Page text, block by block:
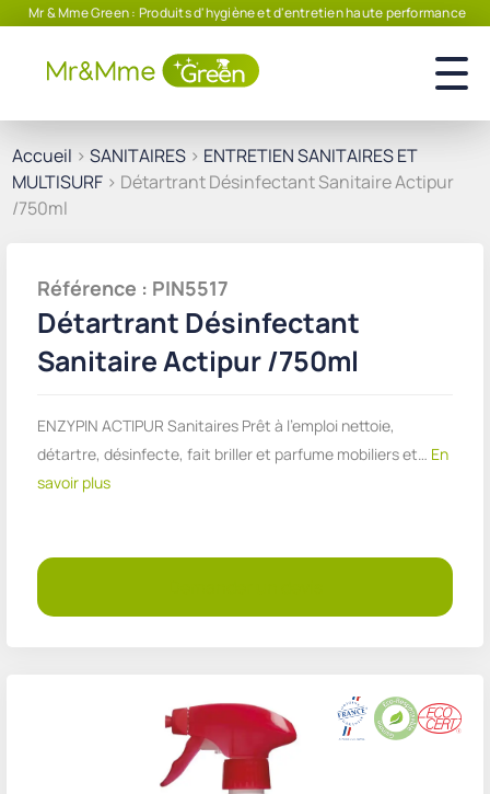
Mr & Mme Green : Produits d'hygiène et d'entretien haute performance
Accueil > SANITAIRES > ENTRETIEN SANITAIRES ET
MULTISURF > Détartrant Désinfectant Sanitaire Actipur
/750ml
Référence : PIN5517
Détartrant Désinfectant
Sanitaire Actipur /750ml
ENZYPIN ACTIPUR Sanitaires Prêt à l'emploi nettoie,
détartre, désinfecte, fait briller et parfume mobiliers et… En
savoir plus